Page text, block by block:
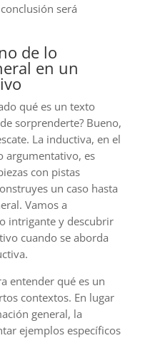
será
de lo
en un
qué es un texto
sorprenderte? Bueno,
La inductiva, en el
argumentativo, es
con pistas
un caso hasta
Vamos a
intrigante y descubrir
cuando se aborda
entender qué es un
contextos. En lugar
general, la
ejemplos específicos